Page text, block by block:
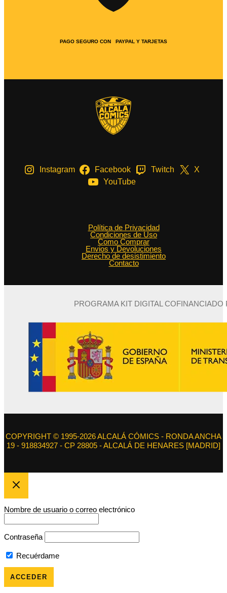
PAGO SEGURO CON PAYPAL Y TARJETAS
Instagram Facebook Twitch
X
YouTube
Política de Privacidad
Condiciones de Uso
Como Comprar
Envios y Devoluciones
Derecho de desistimiento
Contacto
PROGRAMA KIT DIGITAL
COPYRIGHT © 1995-2026 ALCALÁ CÓMICS - RONDA ANCHA
19 - 918834927 - CP 28805 - ALCALÁ DE HENARES [MADRID]
Nombre de usuario o correo electrónico
Contraseña
Recuérdame